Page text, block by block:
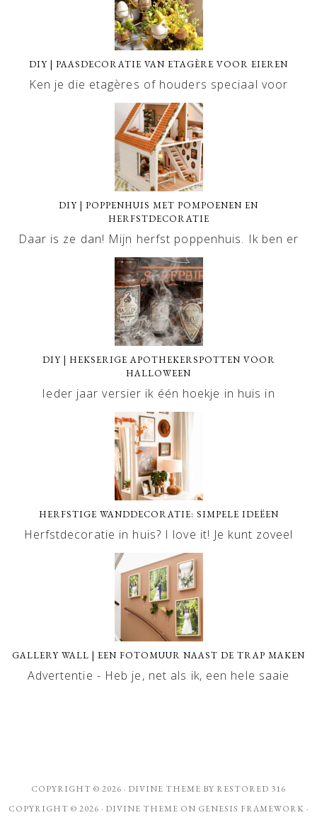
DIY | PAASDECORATIE VAN ETAGÈRE VOOR EIEREN
Ken je die etagères of houders speciaal voor
DIY | POPPENHUIS MET POMPOENEN EN
HERFSTDECORATIE
Daar is ze dan! Mijn herfst poppenhuis. Ik ben er
DIY | HEKSERIGE APOTHEKERSPOTTEN VOOR
HALLOWEEN
Ieder jaar versier ik één hoekje in huis in
HERFSTIGE WANDDECORATIE: SIMPELE IDEËEN
Herfstdecoratie in huis? I love it! Je kunt zoveel
GALLERY WALL | EEN FOTOMUUR NAAST DE TRAP MAKEN
Advertentie - Heb je, net als ik, een hele saaie
COPYRIGHT © 2026 · DIVINE THEME BY RESTORED 316
COPYRIGHT © 2026 · DIVINE THEME ON GENESIS FRAMEWORK ·